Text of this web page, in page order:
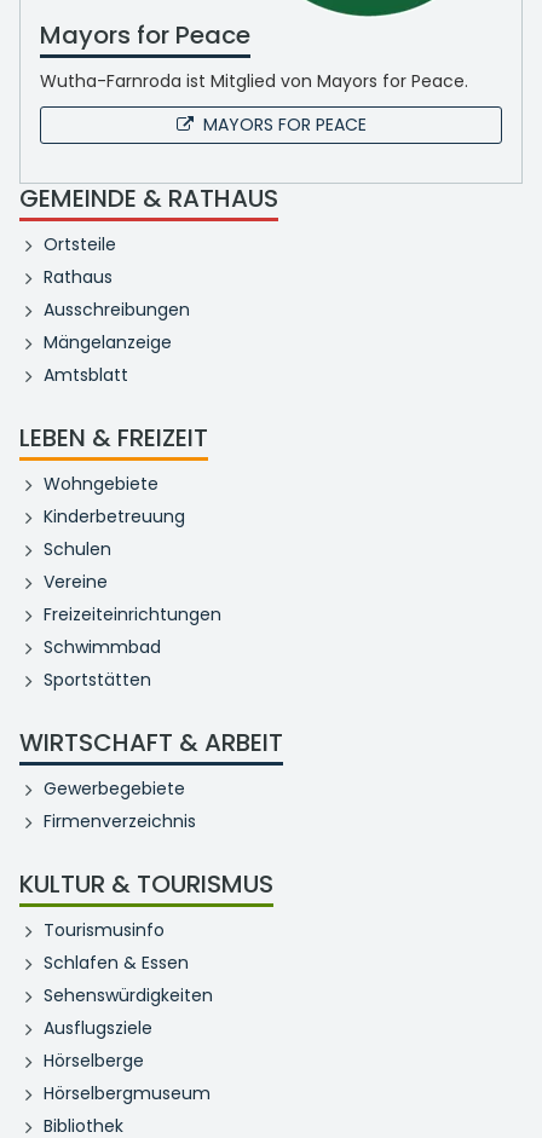
Mayors for Peace
Wutha-Farnroda ist Mitglied von Mayors for Peace.
MAYORS FOR PEACE
GEMEINDE & RATHAUS
Ortsteile
Rathaus
Ausschreibungen
Mängelanzeige
Amtsblatt
LEBEN & FREIZEIT
Wohngebiete
Kinderbetreuung
Schulen
Vereine
Freizeiteinrichtungen
Schwimmbad
Sportstätten
WIRTSCHAFT & ARBEIT
Gewerbegebiete
Firmenverzeichnis
KULTUR & TOURISMUS
Tourismusinfo
Schlafen & Essen
Sehenswürdigkeiten
Ausflugsziele
Hörselberge
Hörselbergmuseum
Bibliothek